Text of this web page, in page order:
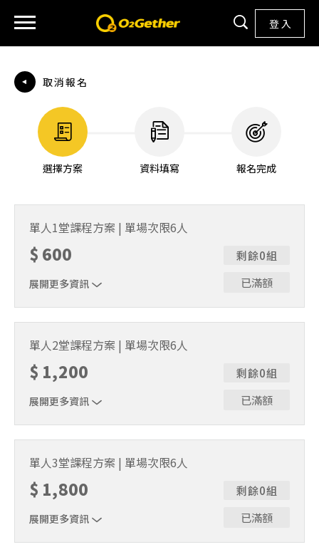
登 入
取消報名
選擇方案 資料填寫 報名完成
單人1堂課程方案 | 單場次限6人
$ 600
展開更多資訊
剩餘0組
已滿額
邀請親友一同報名參加，一起精進匹克球基本功！ 如人數
未達開班門檻，或因天候不佳無法如期舉行，POA將視情況
安排延期或併班處理。 ⚠️ 報名完成後，如因天候因素無法
上課，僅提供課程延期選項，恕不退費，請參閱【報名與課
程異動規則】。報名後視為您已同意上述規則。
單人2堂課程方案 | 單場次限6人
$ 1,200
展開更多資訊
剩餘0組
已滿額
邀請親友一同報名參加，一起精進匹克球基本功！ 如人數
未達開班門檻，或因天候不佳無法如期舉行，POA將視情況
安排延期或併班處理。 ⚠️ 報名完成後，如因天候因素無法
上課，僅提供課程延期選項，恕不退費，請參閱【報名與課
程異動規則】。報名後視為您已同意上述規則。
單人3堂課程方案 | 單場次限6人
$ 1,800
展開更多資訊
剩餘0組
已滿額